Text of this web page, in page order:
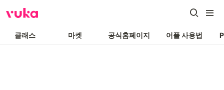
클래스 마켓 공식홈페이지 어플 사용법